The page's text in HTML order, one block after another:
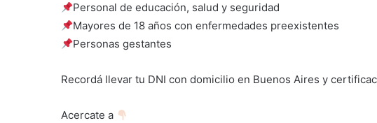
Personal de educación, salud y seguridad
Mayores de 18 años con enfermedades preexistentes
Personas gestantes
Recordá llevar tu DNI con domicilio en Buenos Aires y
Acercate a